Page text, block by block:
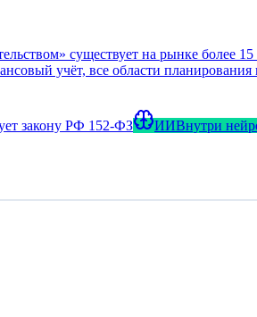
существует на рынке более 15
учёт, все области
закону РФ 152-ФЗ ИИВнутри